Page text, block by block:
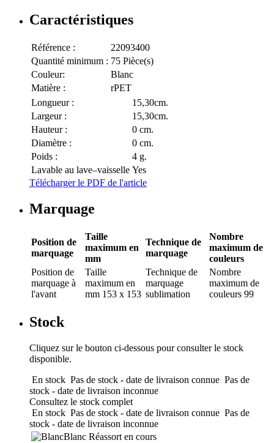
Caractéristiques
Référence :
22093400
Quantité minimum : 75 Pièce(s)
Couleur:
Blanc
Matière :
rPET
Longueur :
15,30cm.
Largeur :
15,30cm.
Hauteur :
0 cm.
Diamètre :
0 cm.
Poids :
4 g.
Lavable au lave–vaisselle Yes
Télécharger le PDF de l'article
Marquage
Position de
marquage
Taille
maximum en
mm
Technique de
marquage
Nombre
maximum de
couleurs
Position de
marquage à
l'avant
Taille
maximum en
mm 153 x 153
Technique de
marquage
sublimation
Nombre
maximum de
couleurs 99
Stock
Cliquez sur le bouton ci-dessous pour consulter le stock
disponible.
En stock Pas de stock - date de livraison connue Pas de
stock - date de livraison inconnue
Consultez le stock complet
En stock Pas de stock - date de livraison connue Pas de
stock - date de livraison inconnue
Blanc Réassort en cours